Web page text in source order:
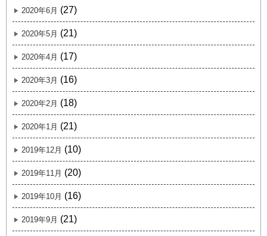
2020年6月 (27)
2020年5月 (21)
2020年4月 (17)
2020年3月 (16)
2020年2月 (18)
2020年1月 (21)
2019年12月 (10)
2019年11月 (20)
2019年10月 (16)
2019年9月 (21)